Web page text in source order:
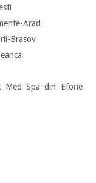
Arad
Brasov
Med Spa din Eforie